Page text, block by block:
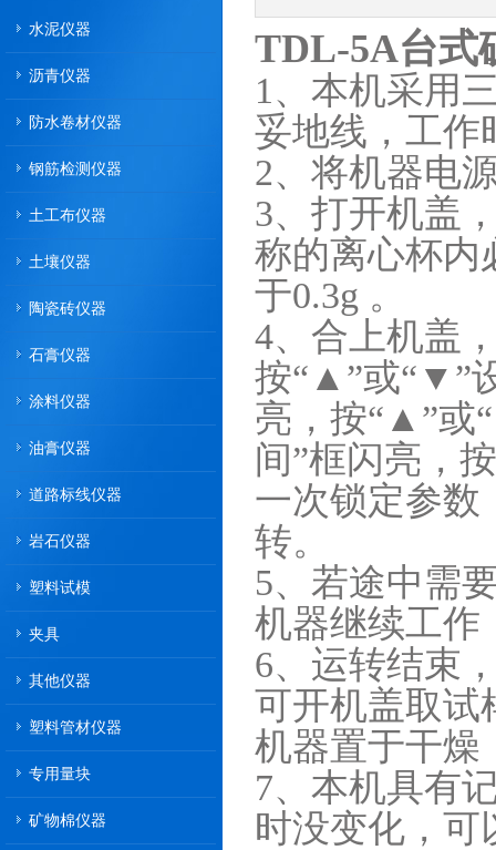
水泥仪器
沥青仪器
防水卷材仪器
钢筋检测仪器
土工布仪器
土壤仪器
陶瓷砖仪器
石膏仪器
涂料仪器
油膏仪器
道路标线仪器
岩石仪器
塑料试模
夹具
其他仪器
塑料管材仪器
专用量块
矿物棉仪器
TDL-5A台式
1、本机采用
妥地线，工作
2、将机器电
3、打开机盖
称的离心杯内
于0.3g 。
4、合上机盖
按“▲”或“▼”
亮，按“▲”或
间”框闪亮，
一次锁定参数
转。
5、若途中需
机器继续工作
6、运转结束
可开机盖取试
机器置于干燥
7、本机具有
时没变化，可